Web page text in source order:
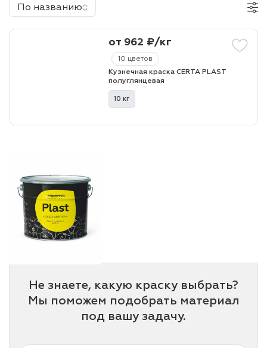
бетону,
По названию
10 цветов
от 962 ₽/кг
Кузнечная краска CERTA PLAST
полуглянцевая
10 кг
Не знаете, какую краску выбрать?
Мы поможем подобрать материал
под вашу задачу.